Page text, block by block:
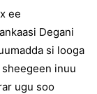
ee
Degani
si looga
sheegeen inuu
ugu soo